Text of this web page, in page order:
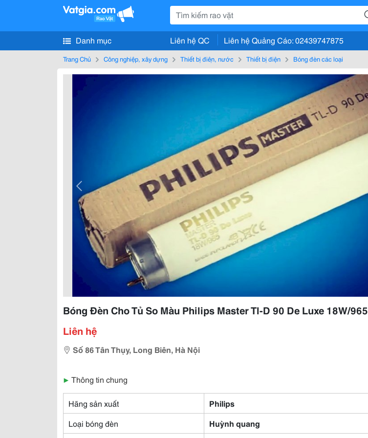
Danh mục Liên hệ QC Liên hệ Quảng Cáo: 02439747875
Trang Chủ Công nghiệp, xây dựng Thiết bị điện, nước Thiết bị điện Bóng đèn các loại
Bóng Đèn Cho Tủ So Màu Philips Master Tl-D 90 De Luxe 18W/965
Liên hệ
Số 86 Tân Thụy, Long Biên, Hà Nội
▶ Thông tin chung
Hãng sản xuất
Philips
Loại bóng đèn
Huỳnh quang